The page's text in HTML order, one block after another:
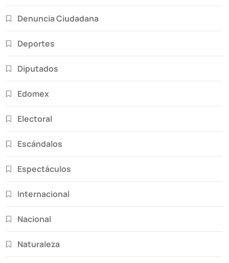
Denuncia Ciudadana
Deportes
Diputados
Edomex
Electoral
Escándalos
Espectáculos
Internacional
Nacional
Naturaleza